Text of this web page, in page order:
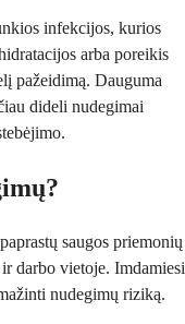
infekcijos, kurios
arba poreikis
pažeidimą. Dauguma
dideli nudegimai
saugos priemonių
darbo vietoje. Imdamiesi
nudegimų riziką.